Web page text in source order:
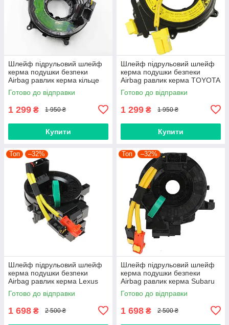
Шлейф підрульовий шлейф
керма подушки безпеки
Airbag равлик керма кільце
TOYOTA Land Cruiser
8430633090 84306-33090
Готово до відправки
1 299 ₴ 1 950 ₴
Купити
Шлейф підрульовий шлейф
керма подушки безпеки
Airbag равлик керма TOYOTA
8430612070, 843060C010
8430605020, 8430660050,
Готово до відправки
1 299 ₴ 1 950 ₴
Купити
Топ –32%
Шлейф підрульовий шлейф
керма подушки безпеки
Airbag равлик керма Lexus
GX, LS, LX, RX, CT
8430748100 843070E070
Готово до відправки
1 698 ₴ 2 500 ₴
Топ –32%
Шлейф підрульовий шлейф
керма подушки безпеки
Airbag равлик керма Subaru
Forester Impreza Legacy
Outback XV 83196FJ010
Готово до відправки
1 698 ₴ 2 500 ₴